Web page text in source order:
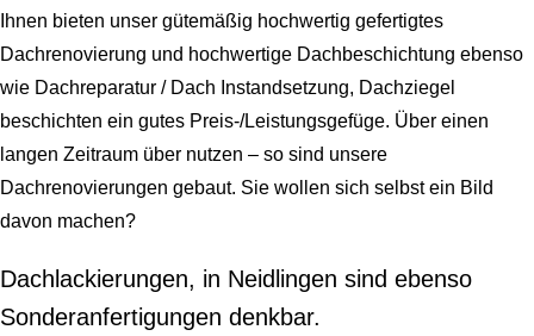
Ihnen bieten unser gütemäßig hochwertig gefertigtes
Dachrenovierung und hochwertige Dachbeschichtung ebenso
wie Dachreparatur / Dach Instandsetzung, Dachziegel
beschichten ein gutes Preis-/Leistungsgefüge. Über einen
langen Zeitraum über nutzen – so sind unsere
Dachrenovierungen gebaut. Sie wollen sich selbst ein Bild
davon machen?
Dachlackierungen, in Neidlingen sind ebenso
Sonderanfertigungen denkbar.